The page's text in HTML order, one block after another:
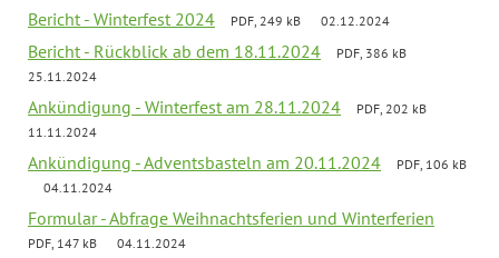
Bericht - Winterfest 2024 PDF, 249 kB 02.12.2024
Bericht - Rückblick ab dem 18.11.2024
PDF, 386 kB
25.11.2024
Ankündigung - Winterfest am 28.11.2024
PDF, 202 kB
11.11.2024
Ankündigung - Adventsbasteln am 20.11.2024
PDF, 106 kB
04.11.2024
Formular - Abfrage Weihnachtsferien und Winterferien
PDF, 147 kB 04.11.2024